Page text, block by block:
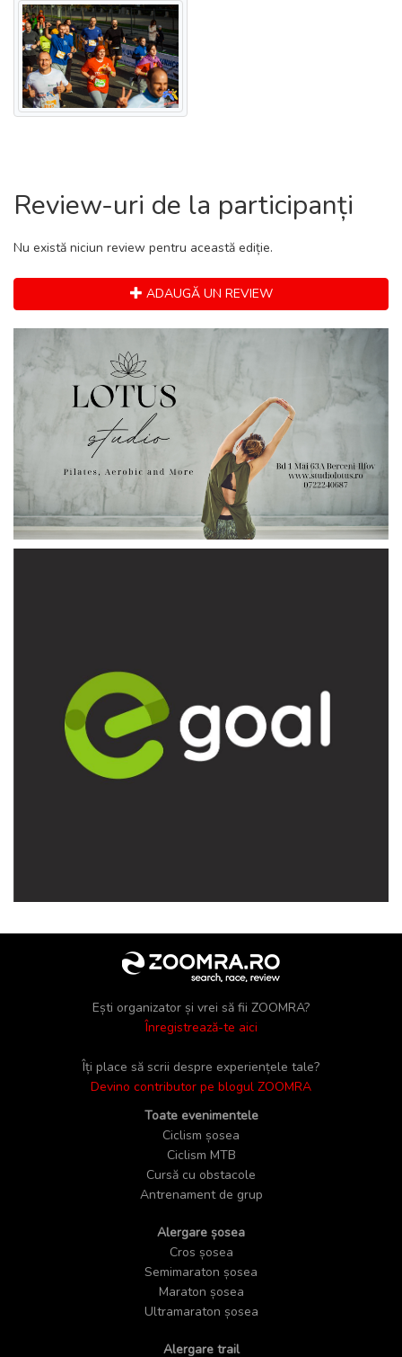
Review-uri de la participanți
Nu există niciun review pentru această ediție.
ADAUGĂ UN REVIEW
Ești organizator și vrei să fii ZOOMRA?
Înregistrează-te aici
Îți place să scrii despre experiențele tale?
Devino contributor pe blogul ZOOMRA
Toate evenimentele
Ciclism șosea
Ciclism MTB
Cursă cu obstacole
Antrenament de grup
Alergare șosea
Cros șosea
Semimaraton șosea
Maraton șosea
Ultramaraton șosea
Alergare trail